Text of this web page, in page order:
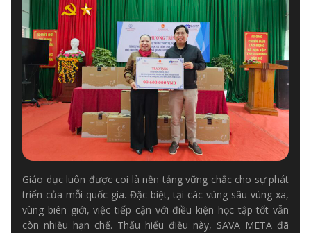
Giáo dục luôn được coi là nền tảng vững chắc cho sự phát
triển của mỗi quốc gia. Đặc biệt, tại các vùng sâu vùng xa,
vùng biên giới, việc tiếp cận với điều kiện học tập tốt vẫn
còn nhiều hạn chế. Thấu hiểu điều này, SAVA META đã